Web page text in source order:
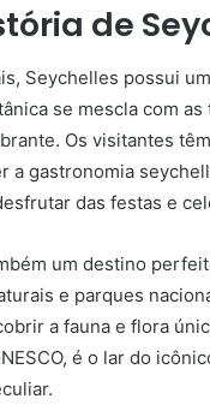
de
Seychelles possui
se mescla com
Os visitantes
a gastronomia
das festas e
um destino
e parques
a fauna e flora
é o lar do